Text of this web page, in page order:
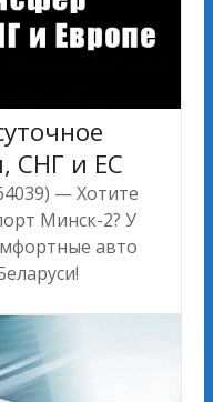
СНГ и ЕС
— Хотите
Минск-2? У
авто